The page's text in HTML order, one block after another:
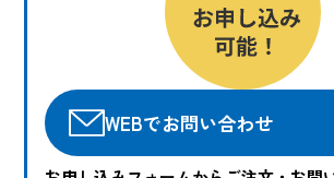
WEBでお問い合わせ